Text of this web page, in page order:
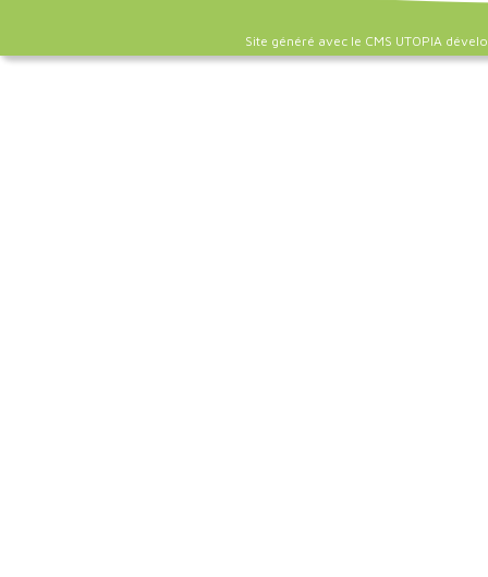
Site généré avec le CMS UTOPIA